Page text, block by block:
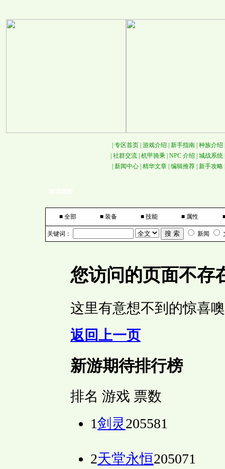
|专区首页 |游戏介绍 |新手指南 |种族介绍
|社群交流 |机甲骑乘 |NPC 介绍 |城战系统
|新闻中心 |精华文章 |编辑推荐 |新手攻略
■ 全部 ■ 装备 ■ 技能 ■ 属性
关键词： 新闻